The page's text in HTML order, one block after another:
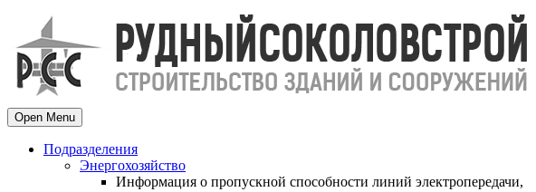
Open Menu
Подразделения
Энергохозяйство
Информация о пропускной способности линий электропередачи,